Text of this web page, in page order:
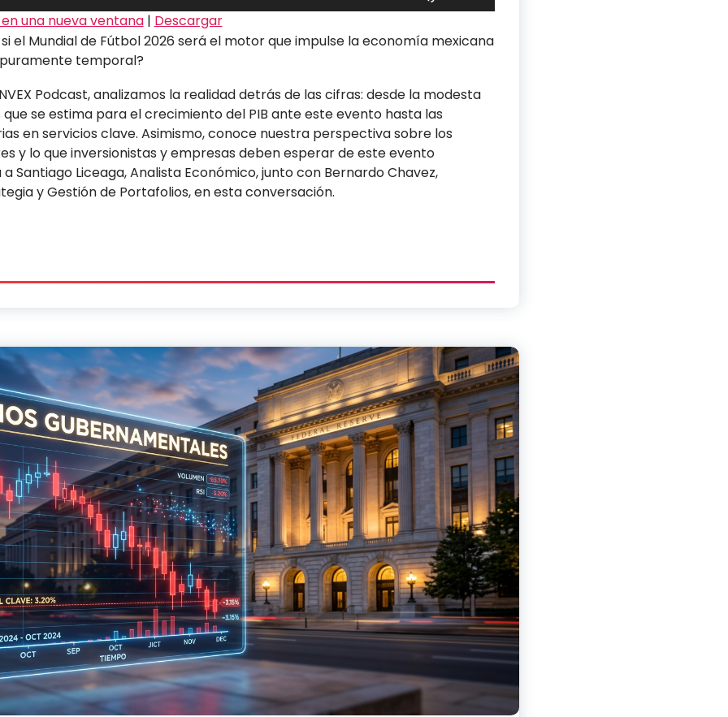
de
una nueva ventana| Descargar
el Mundial de Fútbol 2026 será el motor que impulse la economía mexicana
temporal?
Podcast, analizamos la realidad detrás de las cifras: desde la modesta
que se estima para el crecimiento del PIB ante este evento hasta las
en servicios clave. Asimismo, conoce nuestra perspectiva sobre los
y lo que inversionistas y empresas deben esperar de este evento
Santiago Liceaga, Analista Económico, junto con Bernardo Chavez,
y Gestión de Portafolios, en esta conversación.